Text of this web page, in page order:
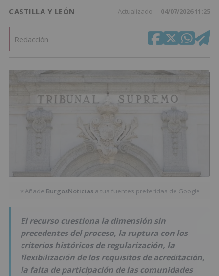
CASTILLA Y LEÓN Actualizado 04/07/2026 11:25
Redacción
★ Añade BurgosNoticias a tus fuentes preferidas de Google
El recurso cuestiona la dimensión sin
precedentes del proceso, la ruptura con los
criterios históricos de regularización, la
flexibilización de los requisitos de acreditación,
la falta de participación de las comunidades